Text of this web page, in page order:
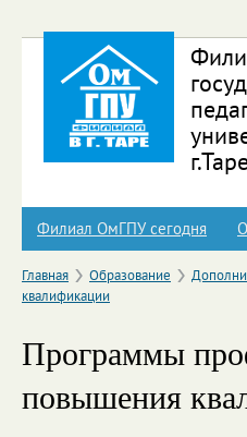
г.Таре
Филиал ОмГПУ сегодня
Главная Образование
квалификации
Программы
повышения